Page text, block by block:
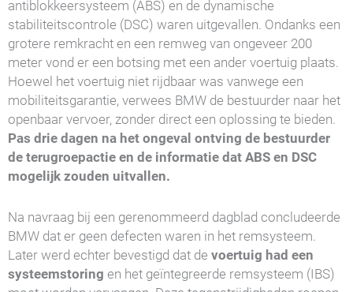
antiblokkeersysteem (ABS) en de dynamische
stabiliteitscontrole (DSC) waren uitgevallen. Ondanks een
grotere remkracht en een remweg van ongeveer 200
meter vond er een botsing met een ander voertuig plaats.
Hoewel het voertuig niet rijdbaar was vanwege een
mobiliteitsgarantie, verwees BMW de bestuurder naar het
openbaar vervoer, zonder direct een oplossing te bieden.
Pas drie dagen na het ongeval ontving de bestuurder
de terugroepactie en de informatie dat ABS en DSC
mogelijk zouden uitvallen.
Na navraag bij een gerenommeerd dagblad concludeerde
BMW dat er geen defecten waren in het remsysteem.
Later werd echter bevestigd dat de voertuig had een
systeemstoring en het geïntegreerde remsysteem (IBS)